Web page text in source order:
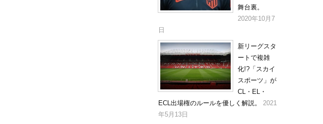
舞台裏。
2020年10月7
日
新リーグスタ
ートで複雑
化!?「スカイ
スポーツ」が
CL・EL・
ECL出場権のルールを優しく解説。
2021
年5月13日